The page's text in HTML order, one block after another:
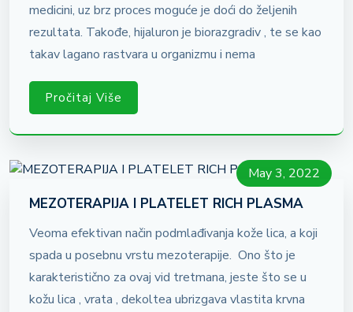
medicini, uz brz proces moguće je doći do željenih
rezultata. Takođe, hijaluron je biorazgradiv , te se kao
takav lagano rastvara u organizmu i nema
Pročitaj Više
May 3, 2022
MEZOTERAPIJA I PLATELET RICH PLASMA
Veoma efektivan način podmlađivanja kože lica, a koji
spada u posebnu vrstu mezoterapije. Ono što je
karakteristično za ovaj vid tretmana, jeste što se u
kožu lica , vrata , dekoltea ubrizgava vlastita krvna